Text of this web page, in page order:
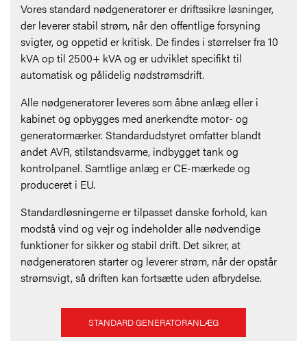
Vores standard nødgeneratorer er driftssikre løsninger,
der leverer stabil strøm, når den offentlige forsyning
svigter, og oppetid er kritisk. De findes i størrelser fra 10
kVA op til 2500+ kVA og er udviklet specifikt til
automatisk og pålidelig nødstrømsdrift.
Alle nødgeneratorer leveres som åbne anlæg eller i
kabinet og opbygges med anerkendte motor- og
generatormærker. Standardudstyret omfatter blandt
andet AVR, stilstandsvarme, indbygget tank og
kontrolpanel. Samtlige anlæg er CE-mærkede og
produceret i EU.
Standardløsningerne er tilpasset danske forhold, kan
modstå vind og vejr og indeholder alle nødvendige
funktioner for sikker og stabil drift. Det sikrer, at
nødgeneratoren starter og leverer strøm, når der opstår
strømsvigt, så driften kan fortsætte uden afbrydelse.
STANDARD GENERATORANLÆG